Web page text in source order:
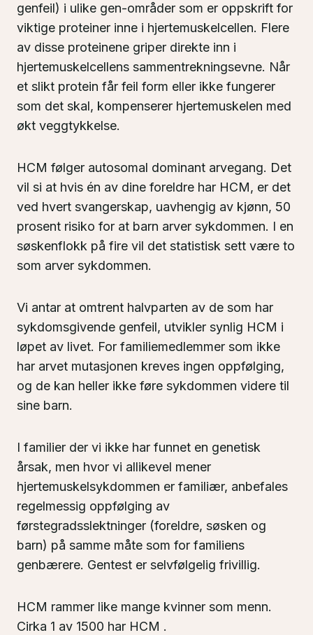
genfeil) i ulike gen-områder som er oppskrift for
viktige proteiner inne i hjertemuskelcellen. Flere
av disse proteinene griper direkte inn i
hjertemuskelcellens sammentrekningsevne. Når
et slikt protein får feil form eller ikke fungerer
som det skal, kompenserer hjertemuskelen med
økt veggtykkelse.
HCM følger autosomal dominant arvegang. Det
vil si at hvis én av dine foreldre har HCM, er det
ved hvert svangerskap, uavhengig av kjønn, 50
prosent risiko for at barn arver sykdommen. I en
søskenflokk på fire vil det statistisk sett være to
som arver sykdommen.
Vi antar at omtrent halvparten av de som har
sykdomsgivende genfeil, utvikler synlig HCM i
løpet av livet. For familiemedlemmer som ikke
har arvet mutasjonen kreves ingen oppfølging,
og de kan heller ikke føre sykdommen videre til
sine barn.
I familier der vi ikke har funnet en genetisk
årsak, men hvor vi allikevel mener
hjertemuskelsykdommen er familiær, anbefales
regelmessig oppfølging av
førstegradsslektninger (foreldre, søsken og
barn) på samme måte som for familiens
genbærere. Gentest er selvfølgelig frivillig.
HCM rammer like mange kvinner som menn.
Cirka 1 av 1500 har HCM .